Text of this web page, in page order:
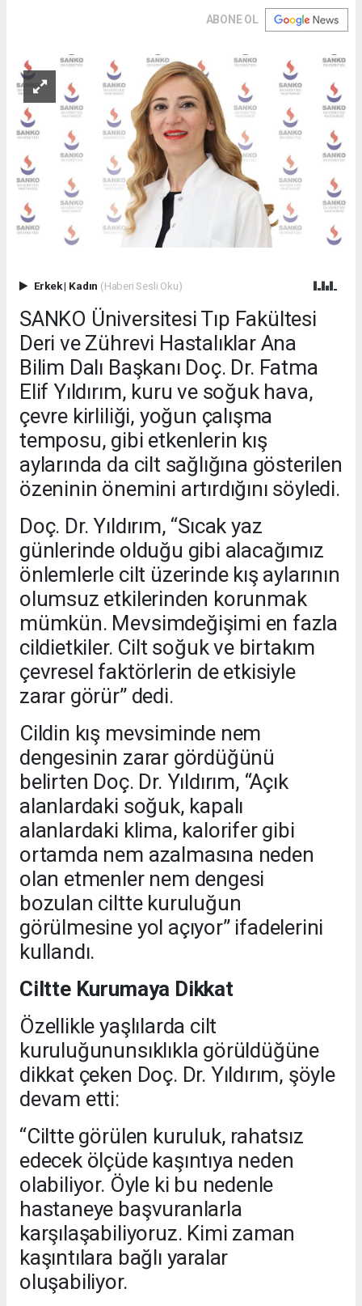
ABONE OL
Erkek| Kadın (Haberi Sesli Oku)
SANKO Üniversitesi Tıp Fakültesi
Deri ve Zührevi Hastalıklar Ana
Bilim Dalı Başkanı Doç. Dr. Fatma
Elif Yıldırım, kuru ve soğuk hava,
çevre kirliliği, yoğun çalışma
temposu, gibi etkenlerin kış
aylarında da cilt sağlığına gösterilen
özeninin önemini artırdığını söyledi.
Doç. Dr. Yıldırım, “Sıcak yaz
günlerinde olduğu gibi alacağımız
önlemlerle cilt üzerinde kış aylarının
olumsuz etkilerinden korunmak
mümkün. Mevsimdeğişimi en fazla
cildietkiler. Cilt soğuk ve birtakım
çevresel faktörlerin de etkisiyle
zarar görür” dedi.
Cildin kış mevsiminde nem
dengesinin zarar gördüğünü
belirten Doç. Dr. Yıldırım, “Açık
alanlardaki soğuk, kapalı
alanlardaki klima, kalorifer gibi
ortamda nem azalmasına neden
olan etmenler nem dengesi
bozulan ciltte kuruluğun
görülmesine yol açıyor” ifadelerini
kullandı.
Ciltte Kurumaya Dikkat
Özellikle yaşlılarda cilt
kuruluğununsıklıkla görüldüğüne
dikkat çeken Doç. Dr. Yıldırım, şöyle
devam etti:
“Ciltte görülen kuruluk, rahatsız
edecek ölçüde kaşıntıya neden
olabiliyor. Öyle ki bu nedenle
hastaneye başvuranlarla
karşılaşabiliyoruz. Kimi zaman
kaşıntılara bağlı yaralar
oluşabiliyor.